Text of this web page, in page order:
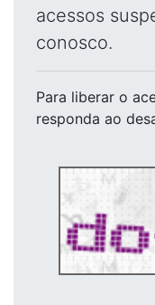
acessos
conosco.
Para liberar o
responda ao